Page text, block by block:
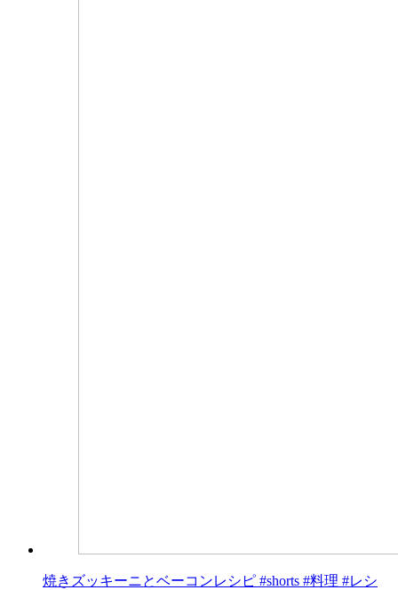
焼きズッキーニとベーコンレシピ #shorts #料理 #レシ